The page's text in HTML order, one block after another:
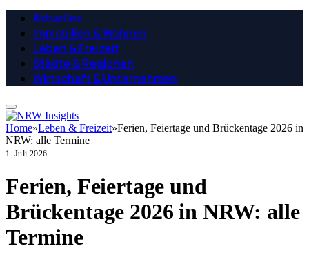
Aktuelles
Immobilien & Wohnen
Leben & Freizeit
Städte & Regionen
Wirtschaft & Unternehmen
Home»Leben & Freizeit»Ferien, Feiertage und Brückentage 2026 in
NRW: alle Termine
1. Juli 2026
Ferien, Feiertage und
Brückentage 2026 in NRW: alle
Termine